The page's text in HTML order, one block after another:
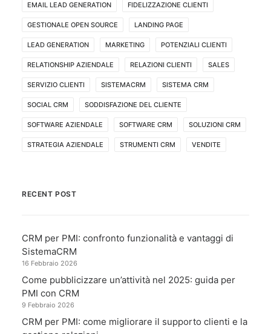
EMAIL LEAD GENERATION FIDELIZZAZIONE CLIENTI
GESTIONALE OPEN SOURCE LANDING PAGE
LEAD GENERATION MARKETING POTENZIALI CLIENTI
RELATIONSHIP AZIENDALE RELAZIONI CLIENTI SALES
SERVIZIO CLIENTI SISTEMACRM SISTEMA CRM
SOCIAL CRM SODDISFAZIONE DEL CLIENTE
SOFTWARE AZIENDALE SOFTWARE CRM SOLUZIONI CRM
STRATEGIA AZIENDALE STRUMENTI CRM VENDITE
RECENT POST
CRM per PMI: confronto funzionalità e vantaggi di
SistemaCRM
16 Febbraio 2026
Come pubblicizzare un’attività nel 2025: guida per
PMI con CRM
9 Febbraio 2026
CRM per PMI: come migliorare il supporto clienti e la